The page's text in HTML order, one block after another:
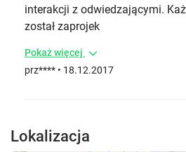
interakcji z odwiedzającymi.
został zaprojek
Pokaż więcej
prz**** • 18.12.2017
Lokalizacja